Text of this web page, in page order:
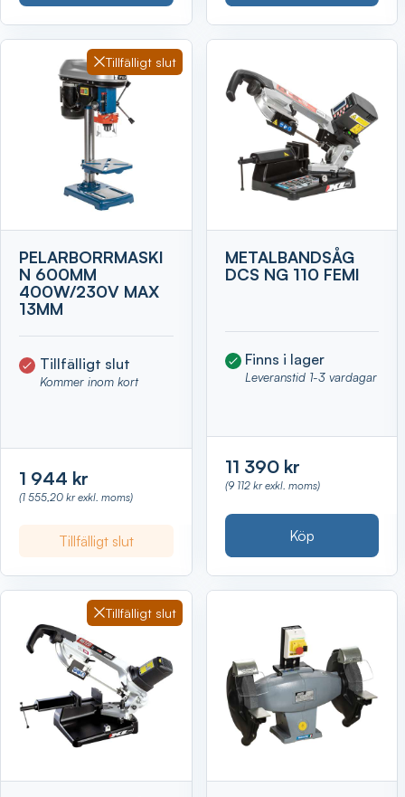
Tillfälligt slut
PELARBORRMASKI
N 600MM
400W/230V MAX
13MM
Tillfälligt slut
Kommer inom kort
1 944 kr
(1 555,20 kr exkl. moms)
Tillfälligt slut
METALBANDSÅG
DCS NG 110 FEMI
Finns i lager
Leveranstid 1-3 vardagar
11 390 kr
(9 112 kr exkl. moms)
Köp
Tillfälligt slut